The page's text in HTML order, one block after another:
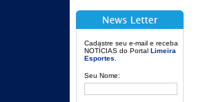
Cadastre seu e-mail e receba
NOTÍCIAS do Portal Limeira
Esportes
Seu Nome: